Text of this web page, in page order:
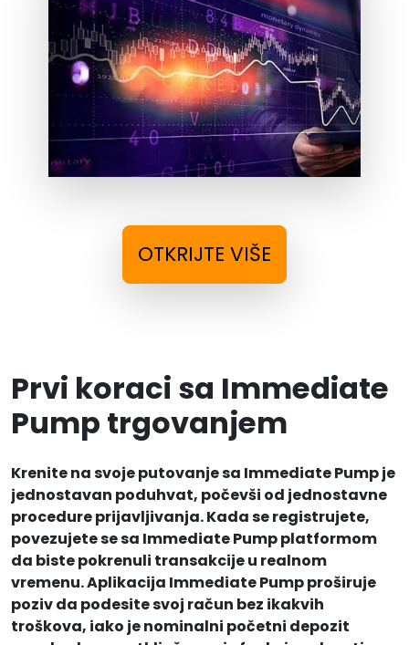
OTKRIJTE VIŠE
Prvi koraci sa Immediate
Pump trgovanjem
Krenite na svoje putovanje sa Immediate Pump je
jednostavan poduhvat, počevši od jednostavne
procedure prijavljivanja. Kada se registrujete,
povezujete se sa Immediate Pump platformom
da biste pokrenuli transakcije u realnom
vremenu. Aplikacija Immediate Pump proširuje
poziv da podesite svoj račun bez ikakvih
troškova, iako je nominalni početni depozit